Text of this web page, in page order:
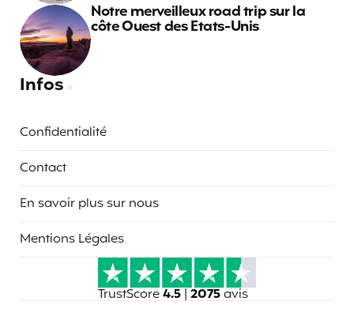
Notre merveilleux road trip sur la
côte Ouest des Etats-Unis
Infos
Confidentialité
Contact
En savoir plus sur nous
Mentions Légales
TrustScore4.5 | 2075avis